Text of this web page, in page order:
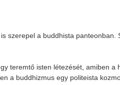
szerepel a buddhista panteonban.
teremtő isten létezését, amiben a
a buddhizmus egy politeista